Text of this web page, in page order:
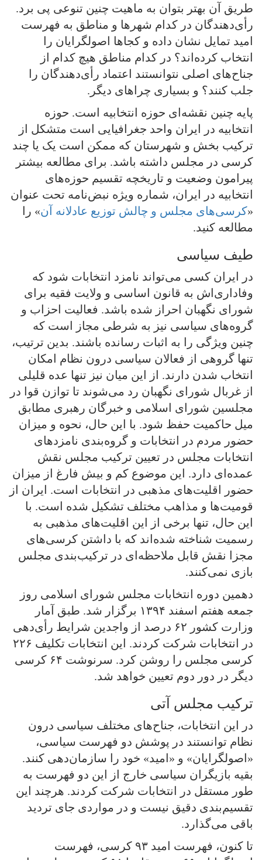
طریق آن بهتر بتوان به ماهیت چنین تنوعی پی برد.
رأی‌دهندگان در کدام شهرها و مناطق به فهرست
امید تمایل نشان داده و کجاها اصولگرایان را
انتخاب کرده‌اند؟ در کدام مناطق هیچ کدام از
جناح‌های اصلی نتوانستند اعتماد رأی‌دهندگان را
جلب کنند؟ و بسیاری چراهای دیگر.
پایه چنین نقشه‌ای حوزه‌ انتخابیه است. حوزه
انتخابیه در ایران واحد جغرافیایی است متشکل از
ترکیب بخش و شهرستان که ممکن است یک یا چند
کرسی در مجلس داشته باشد. برای مطالعه بیشتر
پیرامون وضعیت و تاریخچه تقسیم حوزه‌های
انتخابیه در ایران، شماره ویژه نبض‌نامه تحت عنوان
«کرسی‌های مجلس و چالش توزیع عادلانه آن» را
مطالعه کنید.
طیف سیاسی
در ایران کسی می‌تواند نامزد انتخابات شود که
وفاداری‌اش به قانون اساسی و ولایت فقیه برای
شورای نگهبان احراز شده باشد. فعالیت احزاب و
گروه‌های سیاسی نیز به شرطی مجاز است که
چنین ویژگی را به اثبات رسانده باشند. بدین ترتیب،
تنها گروهی از فعالان سیاسی درون نظام امکان
انتخاب شدن دارند. از این میان نیز تنها عده قلیلی
از غربال شورای نگهبان رد می‌شوند تا توازن قوا در
مجلسین شورای اسلامی و خبرگان رهبری مطابق
میل حاکمیت حفظ شود. با این حال، نحوه و میزان
حضور مردم در انتخابات و گروه‌بندی نامزدهای
انتخابات مجلس در تعیین ترکیب مجلس نقش
عمده‌ای دارد. این موضوع کم و بیش فارغ از میزان
حضور اقلیت‌های مذهبی در انتخابات است. ایران از
قومیت‌ها و مذاهب مختلف تشکیل شده است. با
این حال، تنها برخی از این اقلیت‌های مذهبی به
رسمیت شناخته شده‌اند که با داشتن کرسی‌های
مجزا نقش قابل ملاحظه‌ای در ترکیب‌بندی مجلس
بازی نمی‌کنند.
دهمین دوره انتخابات مجلس شورای اسلامی روز
جمعه هفتم اسفند ۱۳۹۴ برگزار شد. طبق آمار
وزارت کشور ۶۲ درصد از واجدین شرایط رأی‌دهی
در انتخابات شرکت کردند. این انتخابات تکلیف ۲۲۶
کرسی مجلس را روشن کرد. سرنوشت ۶۴ کرسی
دیگر در دور دوم تعیین خواهد شد.
ترکیب مجلس آتی
در این انتخابات، جناح‌های مختلف سیاسی درون
نظام توانستند در پوشش دو فهرست سیاسی،
«اصولگرایان» و «امید» خود را سازمان‌دهی کنند.
بقیه بازیگران سیاسی خارج از این دو فهرست به
طور مستقل در انتخابات شرکت کردند. هرچند این
تقسیم‌بندی دقیق نیست و در مواردی جای تردید
باقی می‌گذارد.
تا کنون، فهرست امید ۹۳ کرسی، فهرست